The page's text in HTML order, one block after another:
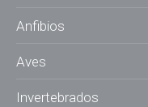
Anfibios
Aves
Invertebrados